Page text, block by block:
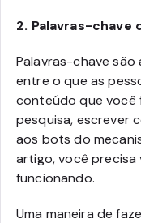
2. Palavras-chave
Palavras-chave são
entre o que as
conteúdo que você
pesquisa, escrever
aos bots do
artigo, você precisa
funcionando.
Uma maneira de